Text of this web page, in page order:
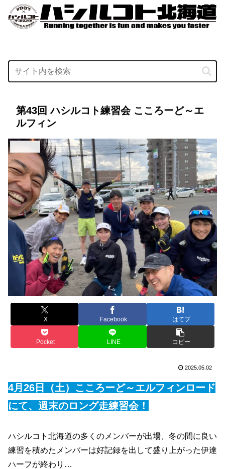
第43回 ハシルコト練習会 こころーど～エ
ルフィン
X Facebook はてブ
Pocket LINE コピー
2025.05.02
4月26日（土）こころーど～エルフィンロード
にて、週末のロング走練習会！
ハシルコト北海道の多くのメンバーが出場、冬の間に良い
練習を積めたメンバーは好記録を出して盛り上がった伊達
ハーフが終わり…